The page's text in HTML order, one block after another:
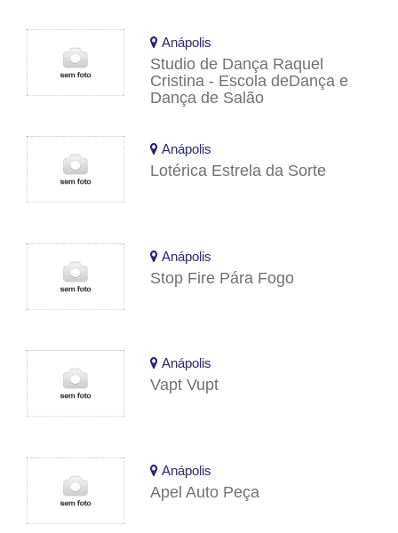
Anápolis
Studio de Dança Raquel
Cristina - Escola deDança e
Dança de Salão
Anápolis
Lotérica Estrela da Sorte
Anápolis
Stop Fire Pára Fogo
Anápolis
Vapt Vupt
Anápolis
Apel Auto Peça